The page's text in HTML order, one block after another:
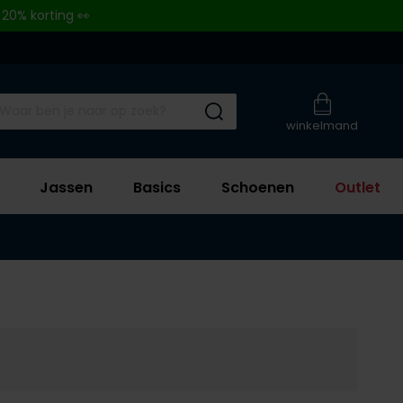
korting 👀
winkelmand
Submit search
Jassen Basics Schoenen Outlet